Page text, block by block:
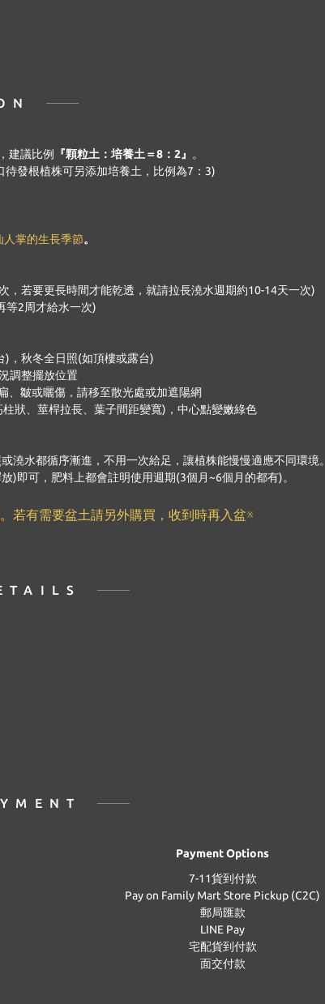
建議比例
『顆粒土：培養土＝8：2』
。
待發根植株可另添加培養土，比例為7：3)
人掌的生長季節。
若要更長時間才能乾透，就請拉長澆水週期約10-14天一次)
等2周才給水一次)
，秋冬全日照(如頂樓或露台)
調整擺放位置
、皺或曬傷，請移至散光處或加遮陽網
狀、莖桿拉長、葉子間距變寬)，中心點變嫩綠色
水都循序漸進，不用一次給足，讓植株能慢慢適應不同環境。
即可，肥料上都會註明使用週期(3個月~6個月的都有)。
。若有需要盆土請另外購買，收到時再入盆※
Payment Options
7-11貨到付款
Pay on Family Mart Store Pickup (C2C)
郵局匯款
LINE Pay
宅配貨到付款
面交付款